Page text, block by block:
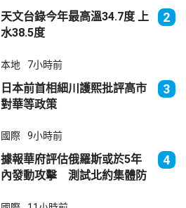
天文台錄今年最高溫34.7度 上
水38.5度
2
本地 7小時前
日本前首相細川護熙批評高市
對華等政策
3
國際 9小時前
據報華府評估俄羅斯或於5年
內發動攻擊 測試北約集體防
4